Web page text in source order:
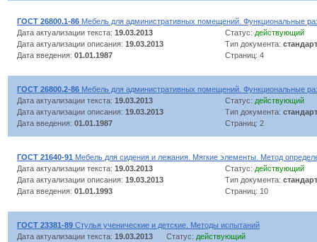
ГОСТ 26800.1-86 Мебель для административных помещений. Функциональные
Дата актуализации текста: 19.03.2013 Статус: действующий
Дата актуализации описания: 19.03.2013 Тип документа: стандарт
Дата введения: 01.01.1987 Страниц: 4
ГОСТ 26800.2-86 Мебель для административных помещений. Функциональные
Дата актуализации текста: 19.03.2013 Статус: действующий
Дата актуализации описания: 19.03.2013 Тип документа: стандарт
Дата введения: 01.01.1987 Страниц: 2
ГОСТ 21640-91 Мебель для сидения и лежания. Мягкие элементы. Метод
Дата актуализации текста: 19.03.2013 Статус: действующий
Дата актуализации описания: 19.03.2013 Тип документа: стандарт
Дата введения: 01.01.1993 Страниц: 10
ГОСТ 23381-89 Стулья ученические и детские. Методы испытаний
Дата актуализации текста: 19.03.2013 Статус: действующий